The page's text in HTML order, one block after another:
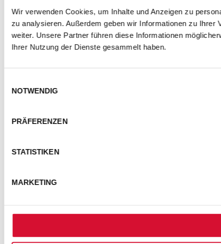
Wir verwenden Cookies, um Inhalte und Anzeigen zu
zu analysieren. Außerdem geben wir Informationen zu
weiter. Unsere Partner führen diese Informationen
Ihrer Nutzung der Dienste gesammelt haben.
NOTWENDIG
PRÄFERENZEN
STATISTIKEN
MARKETING